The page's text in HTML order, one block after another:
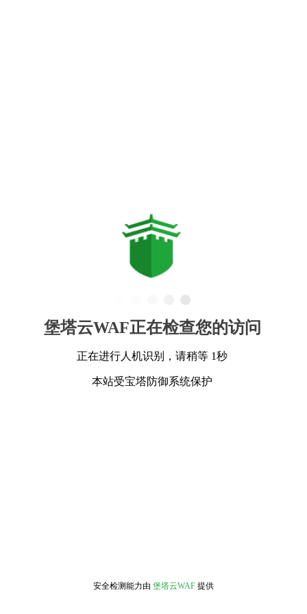
堡塔云WAF正在检查您的访问
正在进行人机识别，请稍等 1秒
本站受宝塔防御系统保护
安全检测能力由 堡塔云WAF 提供